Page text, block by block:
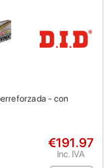
- con
€191.97
Inc. IVA